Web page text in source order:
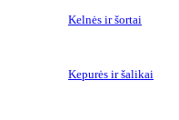
Kelnės ir šortai
Kepurės ir šalikai